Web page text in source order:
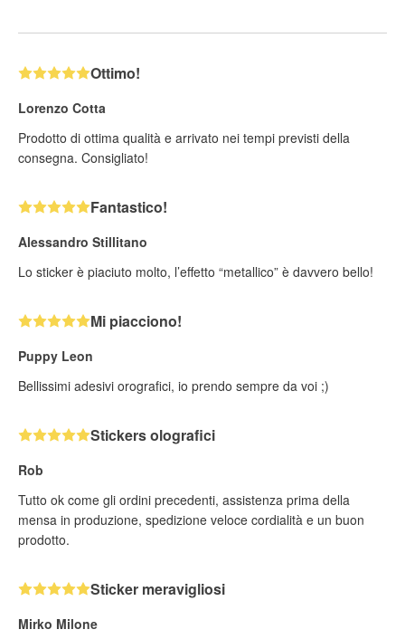
Ottimo!
Lorenzo Cotta
Prodotto di ottima qualità e arrivato nei tempi previsti della
consegna. Consigliato!
Fantastico!
Alessandro Stillitano
Lo sticker è piaciuto molto, l’effetto “metallico” è davvero bello!
Mi piacciono!
Puppy Leon
Bellissimi adesivi orografici, io prendo sempre da voi ;)
Stickers olografici
Rob
Tutto ok come gli ordini precedenti, assistenza prima della
mensa in produzione, spedizione veloce cordialità e un buon
prodotto.
Sticker meravigliosi
Mirko Milone